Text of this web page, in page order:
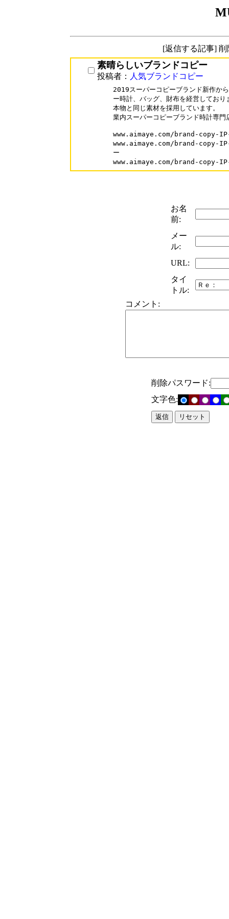
[返信する記事]
素晴らしいブランドコピー
投稿者： 人気ブランドコピー
2019スーパーコピーブランド新作か
ー時計、バッグ、財布を経営しており
本物と同じ素材を採用しています。
業内スーパーコピーブランド時計専
www.aimaye.com/brand-copy-IP-
www.aimaye.com/brand-copy-IP-
ー
www.aimaye.com/brand-copy-
お名
前:
メー
ル:
URL:
タイ
トル:
コメント:
削除パスワード:
文字色: